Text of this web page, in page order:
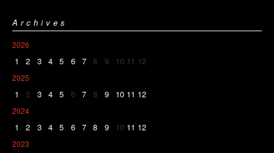
Archives
2026
1 2 3 4 5 6 7 8 9 10 11 12
2025
1 2 3 4 5 6 7 8 9 10 11 12
2024
1 2 3 4 5 6 7 8 9 10 11 12
2023